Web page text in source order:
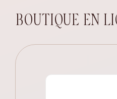
BOUTIQUE EN